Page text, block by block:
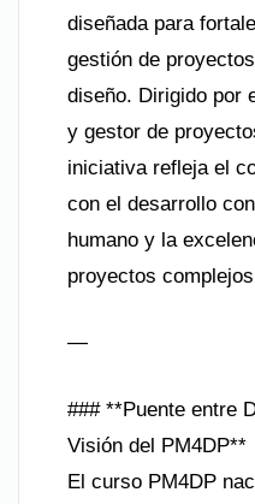
diseñada para
gestión de
diseño. Dirigido por
y gestor de
iniciativa refleja el
con el desarrollo
humano y la
proyectos
—
### **Puente entre
Visión del PM4DP**
El curso PM4DP